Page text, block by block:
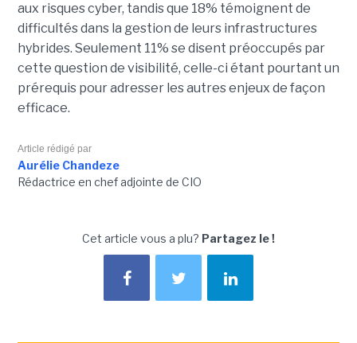
aux risques cyber, tandis que 18% témoignent de
difficultés dans la gestion de leurs infrastructures
hybrides. Seulement 11% se disent préoccupés par
cette question de visibilité, celle-ci étant pourtant un
prérequis pour adresser les autres enjeux de façon
efficace.
Article rédigé par
Aurélie Chandeze
Rédactrice en chef adjointe de CIO
Cet article vous a plu? Partagez le !